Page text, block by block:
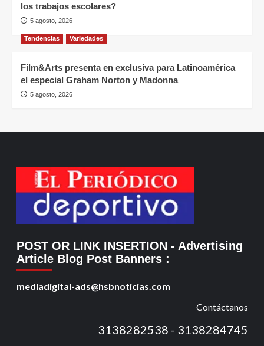
los trabajos escolares?
5 agosto, 2026
Tendencias Variedades
Film&Arts presenta en exclusiva para Latinoamérica
el especial Graham Norton y Madonna
5 agosto, 2026
POST OR LINK INSERTION - Advertising
Article Blog Post Banners :
mediadigital-ads@hsbnoticias.com
Contáctanos
3138282538 - 3138284745